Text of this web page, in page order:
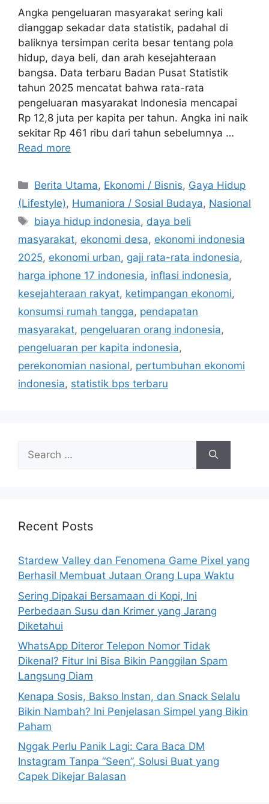
Angka pengeluaran masyarakat sering kali
dianggap sekadar data statistik, padahal di
baliknya tersimpan cerita besar tentang pola
hidup, daya beli, dan arah kesejahteraan
bangsa. Data terbaru Badan Pusat Statistik
tahun 2025 mencatat bahwa rata-rata
pengeluaran masyarakat Indonesia mencapai
Rp 12,8 juta per kapita per tahun. Angka ini naik
sekitar Rp 461 ribu dari tahun sebelumnya …
Read more
C
a
e
g
o
r
s
Berita Utama, Ekonomi / Bisnis, Gaya Hidup
(Lifestyle), Humaniora / Sosial Budaya, Nasional
T
a
g
s
biaya hidup indonesia, daya beli
masyarakat, ekonomi desa, ekonomi indonesia
2025, ekonomi urban, gaji rata-rata indonesia,
harga iphone 17 indonesia, inflasi indonesia,
kesejahteraan rakyat, ketimpangan ekonomi,
konsumsi rumah tangga, pendapatan
masyarakat, pengeluaran orang indonesia,
pengeluaran per kapita indonesia,
perekonomian nasional, pertumbuhan ekonomi
indonesia, statistik bps terbaru
h
r
:
Recent Posts
Stardew Valley dan Fenomena Game Pixel yang
Berhasil Membuat Jutaan Orang Lupa Waktu
Sering Dipakai Bersamaan di Kopi, Ini
Perbedaan Susu dan Krimer yang Jarang
Diketahui
WhatsApp Diteror Telepon Nomor Tidak
Dikenal? Fitur Ini Bisa Bikin Panggilan Spam
Langsung Diam
Kenapa Sosis, Bakso Instan, dan Snack Selalu
Bikin Nambah? Ini Penjelasan Simpel yang Bikin
Paham
Nggak Perlu Panik Lagi: Cara Baca DM
Instagram Tanpa “Seen”, Solusi Buat yang
Capek Dikejar Balasan